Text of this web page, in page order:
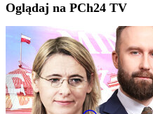
Oglądaj na PCh24 TV